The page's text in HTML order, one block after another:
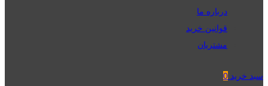
درباره ما
قوانین خرید
مشتریان
سبد خرید 0